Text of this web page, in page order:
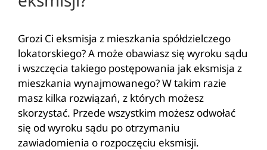
Grozi Ci eksmisja z mieszkania spółdzielczego
lokatorskiego? A może obawiasz się wyroku sądu
i wszczęcia takiego postępowania jak eksmisja z
mieszkania wynajmowanego? W takim razie
masz kilka rozwiązań, z których możesz
skorzystać. Przede wszystkim możesz odwołać
się od wyroku sądu po otrzymaniu
zawiadomienia o rozpoczęciu eksmisji.